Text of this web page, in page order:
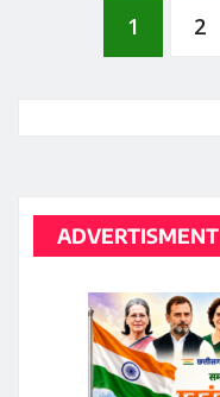
Posts
1 2
ADVERTISMENT